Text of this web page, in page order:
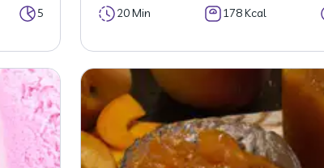
5 20 Min 178 Kcal